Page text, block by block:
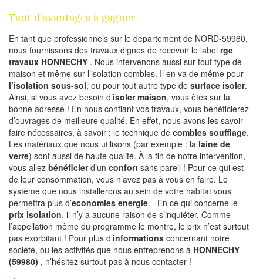
Tant d’avantages à gagner
En tant que professionnels sur le departement de NORD-59980,
nous fournissons des travaux dignes de recevoir le label rge
travaux HONNECHY . Nous intervenons aussi sur tout type de
maison et même sur l’isolation combles. Il en va de même pour
l’isolation sous-sol, ou pour tout autre type de surface isoler.
Ainsi, si vous avez besoin d’isoler maison, vous êtes sur la
bonne adresse ! En nous confiant vos travaux, vous bénéficierez
d’ouvrages de meilleure qualité. En effet, nous avons les savoir-
faire nécessaires, à savoir : le technique de combles soufflage.
Les matériaux que nous utilisons (par exemple : la laine de
verre) sont aussi de haute qualité. À la fin de notre intervention,
vous allez bénéficierd’un confort sans pareil ! Pour ce qui est
de leur consommation, vous n’avez pas à vous en faire. Le
système que nous installerons au sein de votre habitat vous
permettra plus d’economies energie. En ce qui concerne le
prix isolation, il n’y a aucune raison de s’inquiéter. Comme
l’appellation même du programme le montre, le prix n’est surtout
pas exorbitant ! Pour plus d’informations concernant notre
société, ou les activités que nous entreprenons à HONNECHY
(59980) , n’hésitez surtout pas à nous contacter !